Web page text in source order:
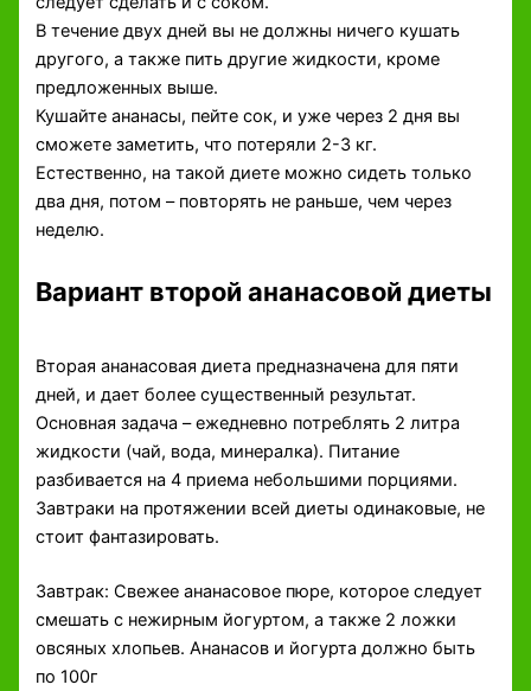
В течение двух дней вы не должны ничего кушать
другого, а также пить другие жидкости, кроме
предложенных выше.
Кушайте ананасы, пейте сок, и уже через 2 дня вы
сможете заметить, что потеряли 2-3 кг.
Естественно, на такой диете можно сидеть только
два дня, потом – повторять не раньше, чем через
неделю.
Вариант второй ананасовой диеты
Вторая ананасовая диета предназначена для пяти
дней, и дает более существенный результат.
Основная задача – ежедневно потреблять 2 литра
жидкости (чай, вода, минералка). Питание
разбивается на 4 приема небольшими порциями.
Завтраки на протяжении всей диеты одинаковые, не
стоит фантазировать.
Завтрак: Свежее ананасовое пюре, которое следует
смешать с нежирным йогуртом, а также 2 ложки
овсяных хлопьев. Ананасов и йогурта должно быть
по 100г